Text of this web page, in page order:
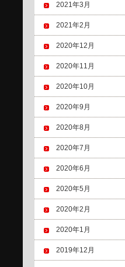
2021年3月
2021年2月
2020年12月
2020年11月
2020年10月
2020年9月
2020年8月
2020年7月
2020年6月
2020年5月
2020年2月
2020年1月
2019年12月